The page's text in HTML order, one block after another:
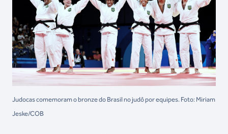
Judocas comemoram o bronze do Brasil no judô por equipes. Foto: Miriam
Jeske/COB